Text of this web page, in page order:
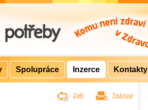
Tisknout
Zpět
Spolupráce Inzerce Kontakty